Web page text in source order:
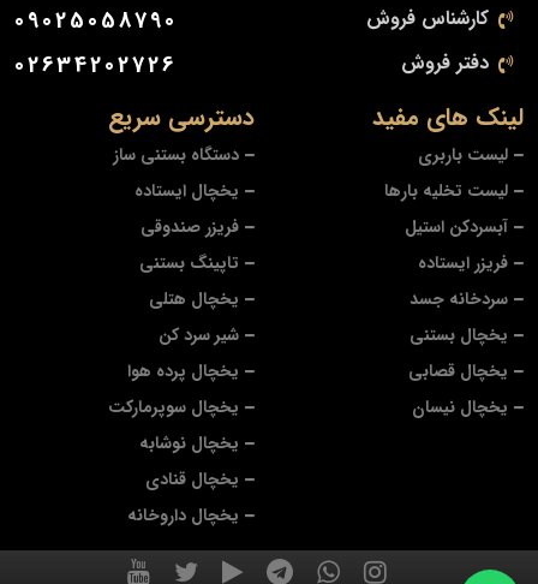
دسترسی سریع
دستگاه بستنی ساز
یخچال ایستاده
فریزر صندوقی
تاپینگ بستنی
یخچال هتلی
شیر سرد کن
یخچال پرده هوا
یخچال سوپرمارکت
یخچال نوشابه
یخچال قنادی
یخچال داروخانه
لینک های مفید
لیست باربری
لیست تخلیه بارها
آبسردکن استیل
فریزر ایستاده
سردخانه جسد
یخچال بستنی
یخچال قصابی
یخچال نیسان
کارشناس فروش 09025058790
دفتر فروش 02634202726